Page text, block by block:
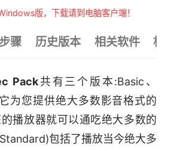
版，下载请到电脑客户端！
骤 历史版本 相关软件 相
Pack共有三个版本:Basic、
为您提供绝大多数影音格式的
播放器就可以通吃绝大多数的
包括了播放当今绝大多